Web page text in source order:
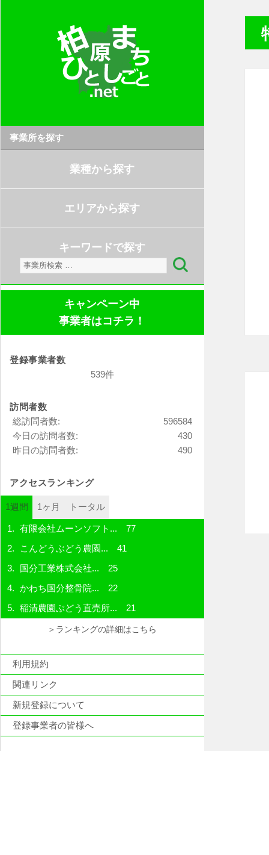
事業所を探す
業種から探す
エリアから探す
キーワードで探す
検
索:
キャンペーン中
事業者はコチラ！
登録事業者数
539件
訪問者数
596584
総訪問者数:
430
今日の訪問者数:
490
昨日の訪問者数:
アクセスランキング
1週間 1ヶ月 トータル
有限会社ムーンソフト... 77
こんどうぶどう農園... 41
国分工業株式会社... 25
かわち国分整骨院... 22
稲清農園ぶどう直売所... 21
＞ランキングの詳細はこちら
利用規約
関連リンク
新規登録について
登録事業者の皆様へ